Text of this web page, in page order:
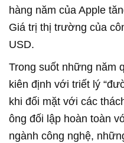
hàng năm của Apple
Giá trị thị trường của
USD.
Trong suốt những năm
kiên định với triết lý
khi đối mặt với các
ông đối lập hoàn toàn
ngành công nghệ,